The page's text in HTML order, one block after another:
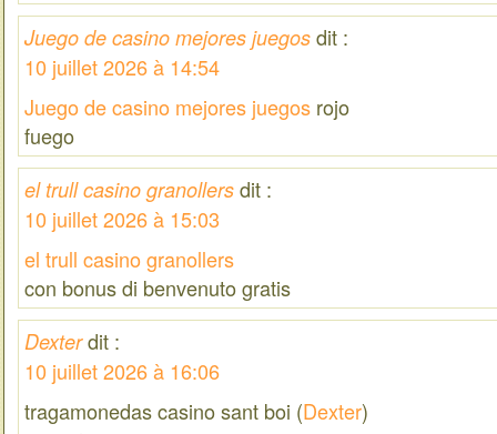
Juego de casino mejores juegos dit :
10 juillet 2026 à 14:54
Juego de casino mejores juegos rojo
fuego
el trull casino granollers dit :
10 juillet 2026 à 15:03
el trull casino granollers
con bonus di benvenuto gratis
Dexter dit :
10 juillet 2026 à 16:06
tragamonedas casino sant boi (Dexter)